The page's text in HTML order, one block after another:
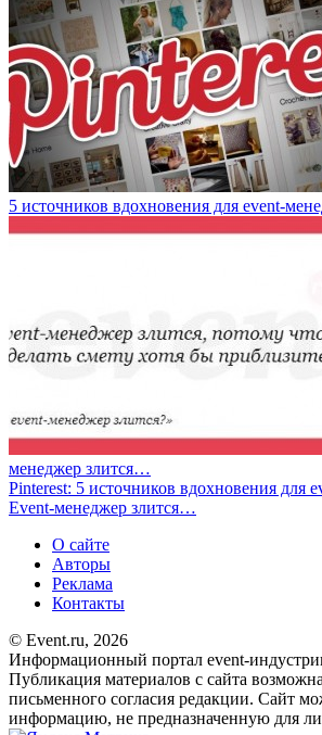
5 источников вдохновения для event-
менеджер злится…
Pinterest: 5 источников вдохновения для
Event-менеджер злится…
О сайте
Авторы
Реклама
Контакты
© Event.ru, 2026
Информационный портал event-
Публикация материалов с сайта
письменного согласия редакции. Сайт
информацию, не предназначенную для